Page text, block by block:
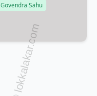
Govendra Sahu